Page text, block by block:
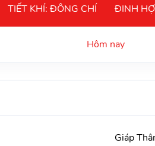
TIẾT KHÍ: ĐÔNG CHÍ
ĐINH
Hôm nay
Giáp